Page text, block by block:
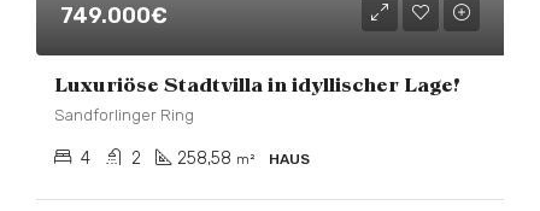
749.000€
Luxuriöse Stadtvilla in idyllischer Lage!
Sandforlinger Ring
4 2 258,58 m² HAUS